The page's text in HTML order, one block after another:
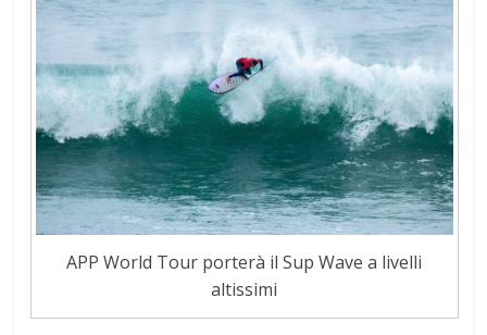
APP World Tour porterà il Sup Wave a livelli
altissimi